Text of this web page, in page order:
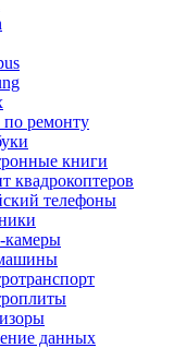
ремонту
книги
квадрокоптеров
телефоны
данных